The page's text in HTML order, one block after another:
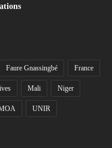
Faure Gnassingbé France
Mali Niger
UNIR